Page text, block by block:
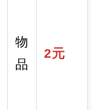
物
品
2元